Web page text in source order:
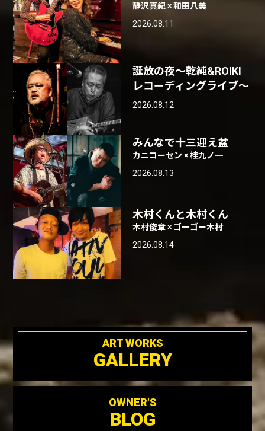
静沢真紀 × 和田八美
2026.08.11
誕放の夜〜乾純&ROIKI
レコーディングライブ〜
2026.08.12
みんなで十三迎え盆
カニコーセン × 桂九ノ一
2026.08.13
木村くんと木村くん
木村俊章 × ゴーゴー木村
2026.08.14
ART WORKS
GALLERY
OWNER'S
BLOG